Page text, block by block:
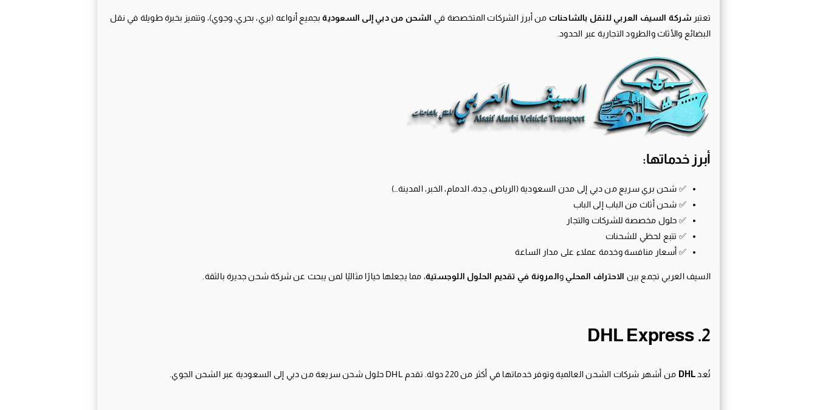
تعتبر شركة السيف العربي للنقل بالشاحنات من أبرز الشركات المتخصصة في الشحن من دبي إلى السعوديةبجميع أنواعه (بري، بحري، وجوي)، وتتميز بخبرة طويلة في نقل
البضائع والأثاث والطرود التجارية عبر الحدود.
أبرز خدماتها:
✅ شحن بري سريع من دبي إلى مدن السعودية (الرياض، جدة، الدمام، الخبر، المدينة…)
✅ شحن أثاث من الباب إلى الباب
✅ حلول مخصصة للشركات والتجار
✅ تتبع لحظي للشحنات
✅ أسعار منافسة وخدمة عملاء على مدار الساعة
السيف العربي تجمع بين الاحتراف المحلي والمرونة في تقديم الحلول اللوجستية، مما يجعلها خيارًا مثاليًا لمن يبحث عن شركة شحن جديرة بالثقة.
2. DHL Express
تُعد DHL من أشهر شركات الشحن العالمية وتوفر خدماتها في أكثر من 220 دولة. تقدم DHL حلول شحن سريعة من دبي إلى السعودية عبر الشحن الجوي.